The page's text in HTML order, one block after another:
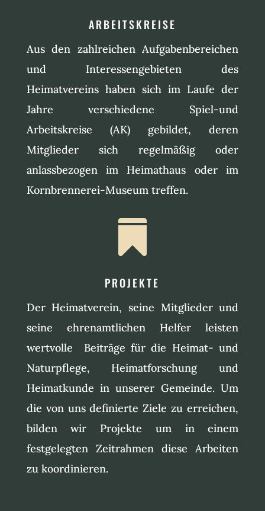
ARBEITSKREISE
Aus den zahlreichen Aufgabenbereichen
und Interessengebieten des
Heimatvereins haben sich im Laufe der
Jahre verschiedene Spiel-und
Arbeitskreise (AK) gebildet, deren
Mitglieder sich regelmäßig oder
anlassbezogen im Heimathaus oder im
Kornbrennerei-Museum treffen.

PROJEKTE
Der Heimatverein, seine Mitglieder und
seine ehrenamtlichen Helfer leisten
wertvolle Beiträge für die Heimat- und
Naturpflege, Heimatforschung und
Heimatkunde in unserer Gemeinde. Um
die von uns definierte Ziele zu erreichen,
bilden wir Projekte um in einem
festgelegten Zeitrahmen diese Arbeiten
zu koordinieren.